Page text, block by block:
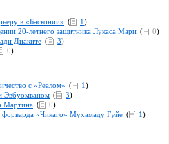
в «Басконии» ( 1)
20-летнего защитника Лукаса Мари ( 0)
Диаките ( 3)
0)
с «Реалом» ( 1)
Эвбуомваном ( 3)
Мартина ( 0)
форварда «Чикаго» Мухамаду Гуйе ( 1)